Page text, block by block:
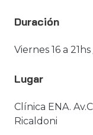
Duración
Viernes 16 a
Lugar
Clínica ENA.
Ricaldoni